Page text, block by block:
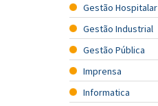
Gestão Hospitalar
Gestão Industrial
Gestão Pública
Imprensa
Informatica